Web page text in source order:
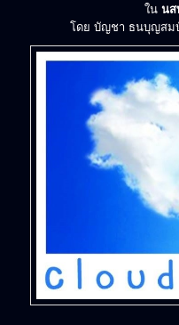
ใน นส
โดย บัญชา ธนบุญสม